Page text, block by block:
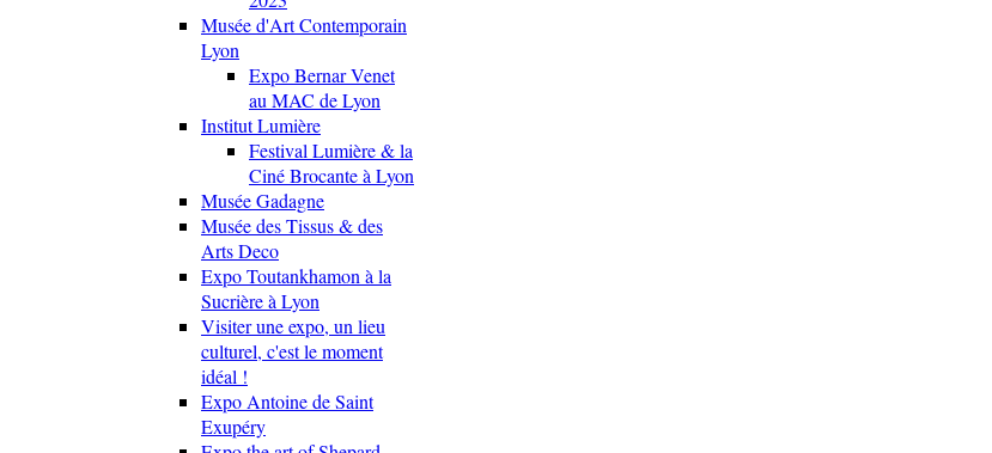
Musée d'Art Contemporain
Lyon
Expo Bernar Venet
au MAC de Lyon
Institut Lumière
Festival Lumière & la
Ciné Brocante à Lyon
Musée Gadagne
Musée des Tissus & des
Arts Deco
Expo Toutankhamon à la
Sucrière à Lyon
Visiter une expo, un lieu
culturel, c'est le moment
idéal !
Expo Antoine de Saint
Exupéry